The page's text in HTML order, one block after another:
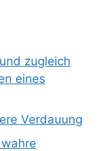
zugleich
eines
Verdauung